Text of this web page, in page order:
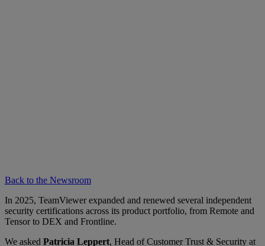
Back to the Newsroom
In 2025, TeamViewer expanded and renewed several independent
security certifications across its product portfolio, from Remote and
Tensor to DEX and Frontline.
We asked Patricia Leppert, Head of Customer Trust & Security at